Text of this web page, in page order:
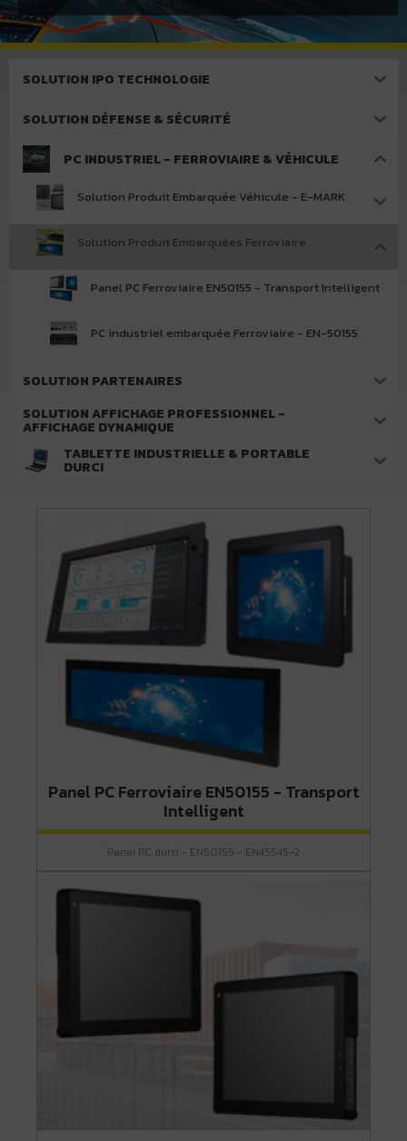
SOLUTION IPO TECHNOLOGIE
SOLUTION DÉFENSE & SÉCURITÉ
PC INDUSTRIEL - FERROVIAIRE & VÉHICULE
Solution Produit Embarquée Véhicule - E-MARK
Solution Produit Embarquées Ferroviaire
Panel PC Ferroviaire EN50155 - Transport Intelligent
PC industriel embarquée Ferroviaire - EN-50155
SOLUTION PARTENAIRES
SOLUTION AFFICHAGE PROFESSIONNEL -
AFFICHAGE DYNAMIQUE
TABLETTE INDUSTRIELLE & PORTABLE
DURCI
Panel PC Ferroviaire EN50155 - Transport
Intelligent
Panel PC durci - EN50155 - EN45545-2